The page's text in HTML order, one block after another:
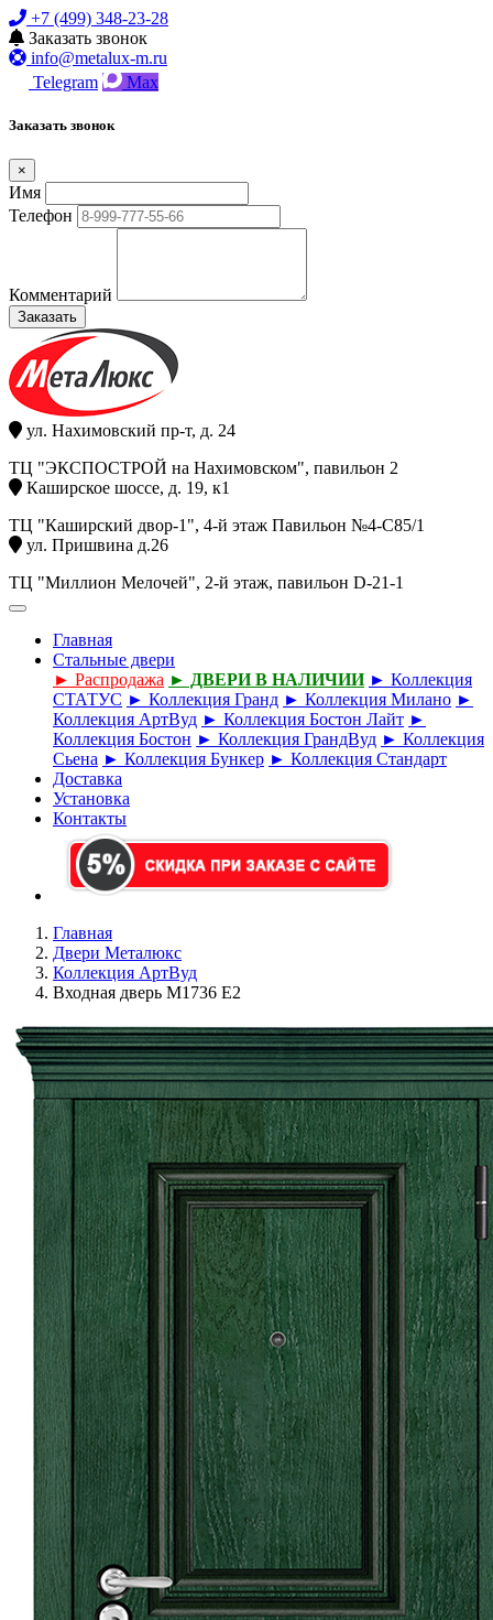
+7 (499) 348-23-28
Заказать звонок
info@metalux-m.ru
Telegram
Max
Заказать звонок
×
Имя
Телефон
Комментарий
Заказать
ул. Нахимовский пр-т, д. 24
ТЦ "ЭКСПОСТРОЙ на Нахимовском", павильон 2
Каширское шоссе, д. 19, к1
ТЦ "Каширский двор-1", 4-й этаж Павильон №4-С85/1
ул. Пришвина д.26
ТЦ "Миллион Мелочей", 2-й этаж, павильон D-21-1
Главная
Стальные двери
► Распродажа ► ДВЕРИ В НАЛИЧИИ ► Коллекция
СТАТУС ► Коллекция Гранд ► Коллекция Милано ►
Коллекция АртВуд ► Коллекция Бостон Лайт ►
Коллекция Бостон ► Коллекция ГрандВуд ► Коллекция
Сьена ► Коллекция Бункер ► Коллекция Стандарт
Доставка
Установка
Контакты
Главная
Двери Металюкс
Коллекция АртВуд
Входная дверь М1736 Е2